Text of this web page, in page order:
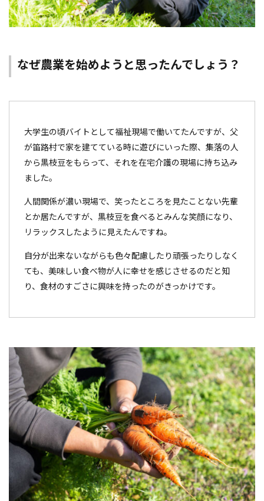
なぜ農業を始めようと思ったんでしょう？
大学生の頃バイトとして福祉現場で働いてたんですが、父
が笛路村で家を建てている時に遊びにいった際、集落の人
から黒枝豆をもらって、それを在宅介護の現場に持ち込み
ました。
人間関係が濃い現場で、笑ったところを見たことない先輩
とか居たんですが、黒枝豆を食べるとみんな笑顔になり、
リラックスしたように見えたんですね。
自分が出来ないながらも色々配慮したり頑張ったりしなく
ても、美味しい食べ物が人に幸せを感じさせるのだと知
り、食材のすごさに興味を持ったのがきっかけです。